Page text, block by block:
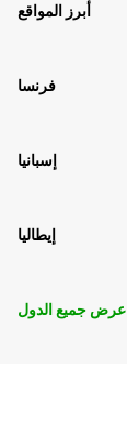
أبرز المواقع
فرنسا
إسبانيا
إيطاليا
عرض جميع الدول